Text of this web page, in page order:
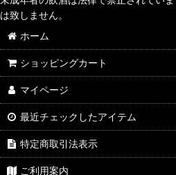
は致しません。
ホーム
ショッピングカート
マイページ
最近チェックしたアイテム
特定商取引法表示
ご利用案内